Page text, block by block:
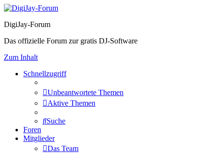
DigiJay-Forum
Das offizielle Forum zur gratis DJ-Software
Zum Inhalt
Schnellzugriff
Unbeantwortete Themen
Aktive Themen
Suche
Foren
Mitglieder
Das Team